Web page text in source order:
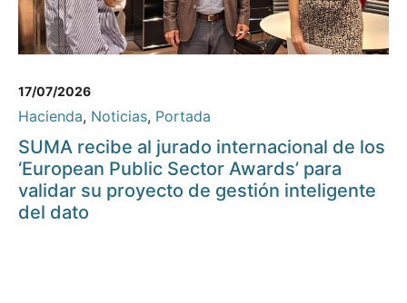
17/07/2026
Hacienda, Noticias, Portada
SUMA recibe al jurado internacional de los
‘European Public Sector Awards’ para
validar su proyecto de gestión inteligente
del dato